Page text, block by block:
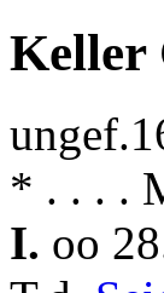
Keller
* . . . .
I. oo